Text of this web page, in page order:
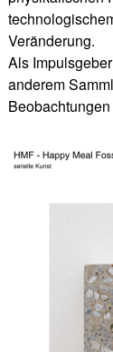
Veränderung.
Als
anderem